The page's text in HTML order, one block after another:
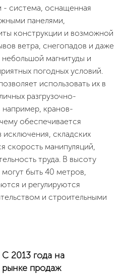
система, оснащенная
панелями,
конструкции и возможной
ветра, снегопадов и даже
магнитуды и
погодных условий.
использовать их в
разгрузочно-
например, кранов-
обеспечивается
исключения, складских
скорость манипуляций,
труда. В высоту
быть 40 метров,
и регулируются
и строительными
С 2013 года на
рынке продаж